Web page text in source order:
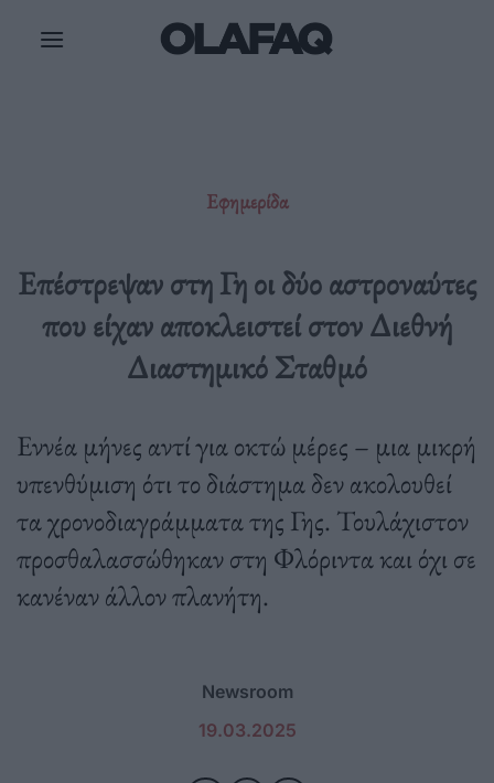
Εφημερίδα
Επέστρεψαν στη Γη οι δύο αστροναύτες
που είχαν αποκλειστεί στον Διεθνή
Διαστημικό Σταθμό
Εννέα μήνες αντί για οκτώ μέρες – μια μικρή
υπενθύμιση ότι το διάστημα δεν ακολουθεί
τα χρονοδιαγράμματα της Γης. Τουλάχιστον
προσθαλασσώθηκαν στη Φλόριντα και όχι σε
κανέναν άλλον πλανήτη.
Newsroom
19.03.2025